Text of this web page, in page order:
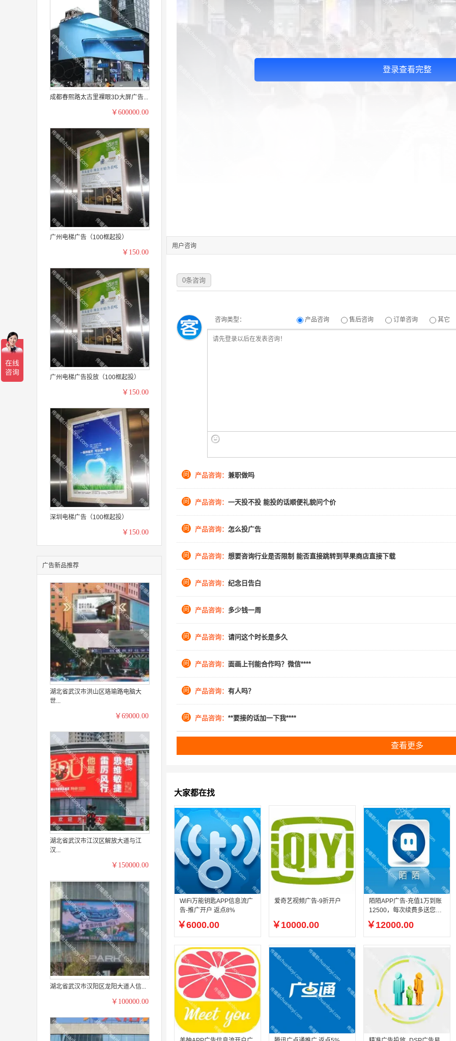
成都春熙路太古里裸眼3D大屏广告...
￥600000.00
广州电梯广告（100框起投）
￥150.00
广州电梯广告投放（100框起投）
￥150.00
深圳电梯广告（100框起投）
￥150.00
广告新品推荐
湖北省武汉市洪山区珞瑜路电脑大
世...
￥69000.00
湖北省武汉市江汉区解放大道与江
汉...
￥150000.00
湖北省武汉市汉阳区龙阳大道人信...
￥100000.00
登录查看完整
用户咨询
0条咨询
咨询类型： 产品咨询 售后咨询 订单咨询 其它
问 产品咨询： 兼职做吗
问 产品咨询： 一天投不投 能投的话顺便礼貌问个价
问 产品咨询： 怎么投广告
问 产品咨询： 想要咨询行业是否限制 能否直接跳转到苹果商店直接下载
问 产品咨询： 纪念日告白
问 产品咨询： 多少钱一周
问 产品咨询： 请问这个时长是多久
问 产品咨询： 面画上刊能合作吗？微信****
问 产品咨询： 有人吗？
问 产品咨询： **要接的话加一下我****
查看更多
大家都在找
WiFi万能钥匙APP信息流广
告-推广开户 返点8%
￥6000.00
爱奇艺视频广告-9折开户
￥10000.00
陌陌APP广告-充值1万到账
12500，每次续费多送您2
5%返点
￥12000.00